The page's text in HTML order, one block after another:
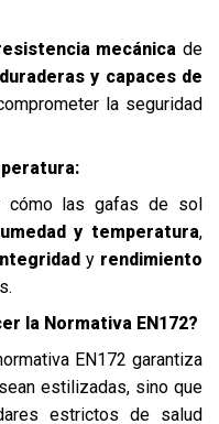
mecánica de
duraderas y capaces de
la seguridad
cómo las gafas de sol
y temperatura,
y rendimiento
la Normativa EN172?
EN172 garantiza
estilizadas, sino que
estrictos de salud